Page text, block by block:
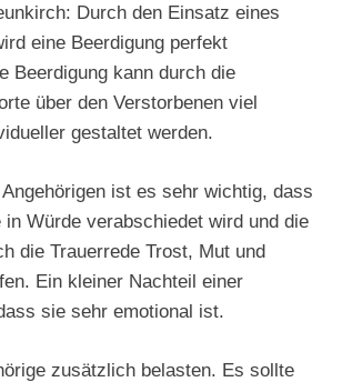
Durch den Einsatz eines
eine Beerdigung perfekt
Beerdigung kann durch die
über den Verstorbenen viel
gestaltet werden.
ist es sehr wichtig, dass
in Würde verabschiedet wird und die
die Trauerrede Trost, Mut und
Ein kleiner Nachteil einer
sie sehr emotional ist.
zusätzlich belasten. Es sollte